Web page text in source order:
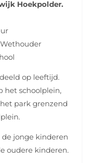
Hoekpolder.
op leeftijd.
het schoolplein,
park grenzend
de jonge kinderen
oudere kinderen.